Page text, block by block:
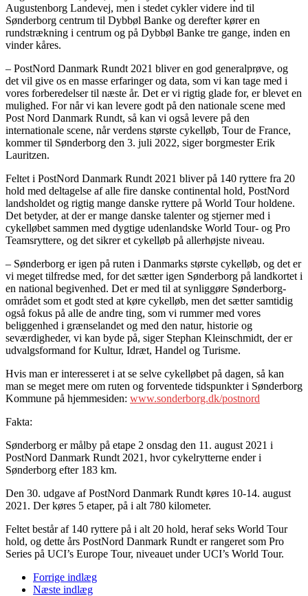
Augustenborg Landevej, men i stedet cykler videre ind til
Sønderborg centrum til Dybbøl Banke og derefter kører en
rundstrækning i centrum og på Dybbøl Banke tre gange, inden en
vinder kåres.
– PostNord Danmark Rundt 2021 bliver en god generalprøve, og
det vil give os en masse erfaringer og data, som vi kan tage med i
vores forberedelser til næste år. Det er vi rigtig glade for, er blevet en
mulighed. For når vi kan levere godt på den nationale scene med
Post Nord Danmark Rundt, så kan vi også levere på den
internationale scene, når verdens største cykelløb, Tour de France,
kommer til Sønderborg den 3. juli 2022, siger borgmester Erik
Lauritzen.
Feltet i PostNord Danmark Rundt 2021 bliver på 140 ryttere fra 20
hold med deltagelse af alle fire danske continental hold, PostNord
landsholdet og rigtig mange danske ryttere på World Tour holdene.
Det betyder, at der er mange danske talenter og stjerner med i
cykelløbet sammen med dygtige udenlandske World Tour- og Pro
Teamsryttere, og det sikrer et cykelløb på allerhøjste niveau.
– Sønderborg er igen på ruten i Danmarks største cykelløb, og det er
vi meget tilfredse med, for det sætter igen Sønderborg på landkortet i
en national begivenhed. Det er med til at synliggøre Sønderborg-
området som et godt sted at køre cykelløb, men det sætter samtidig
også fokus på alle de andre ting, som vi rummer med vores
beliggenhed i grænselandet og med den natur, historie og
seværdigheder, vi kan byde på, siger Stephan Kleinschmidt, der er
udvalgsformand for Kultur, Idræt, Handel og Turisme.
Hvis man er interesseret i at se selve cykelløbet på dagen, så kan
man se meget mere om ruten og forventede tidspunkter i Sønderborg
Kommune på hjemmesiden: www.sonderborg.dk/postnord
Fakta:
Sønderborg er målby på etape 2 onsdag den 11. august 2021 i
PostNord Danmark Rundt 2021, hvor cykelrytterne ender i
Sønderborg efter 183 km.
Den 30. udgave af PostNord Danmark Rundt køres 10-14. august
2021. Der køres 5 etaper, på i alt 780 kilometer.
Feltet består af 140 ryttere på i alt 20 hold, heraf seks World Tour
hold, og dette års PostNord Danmark Rundt er rangeret som Pro
Series på UCI’s Europe Tour, niveauet under UCI’s World Tour.
Forrige indlæg
Næste indlæg